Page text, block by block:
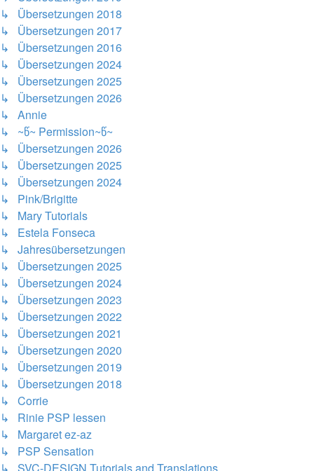
↳ Übersetzungen 2018
↳ Übersetzungen 2017
↳ Übersetzungen 2016
↳ Übersetzungen 2024
↳ Übersetzungen 2025
↳ Übersetzungen 2026
↳ Annie
↳ ~წ~ Permission~წ~
↳ Übersetzungen 2026
↳ Übersetzungen 2025
↳ Übersetzungen 2024
↳ Pink/Brigitte
↳ Mary Tutorials
↳ Estela Fonseca
↳ Jahresübersetzungen
↳ Übersetzungen 2025
↳ Übersetzungen 2024
↳ Übersetzungen 2023
↳ Übersetzungen 2022
↳ Übersetzungen 2021
↳ Übersetzungen 2020
↳ Übersetzungen 2019
↳ Übersetzungen 2018
↳ Corrie
↳ Rinie PSP lessen
↳ Margaret ez-az
↳ PSP Sensation